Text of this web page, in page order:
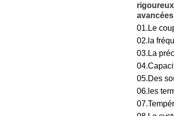
01. Le
02. la
03. La
04.
05.Des
06. les
07.